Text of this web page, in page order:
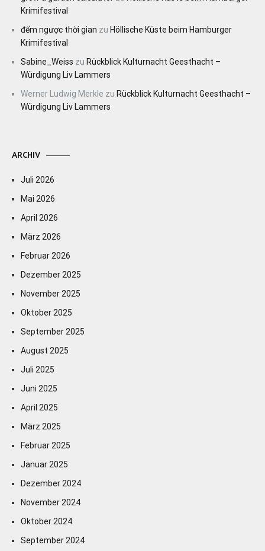
Krimifestival
đếm ngược thời gian zu Höllische Küste beim Hamburger
Krimifestival
Sabine_Weiss zu Rückblick Kulturnacht Geesthacht –
Würdigung Liv Lammers
Werner Ludwig Merkle zu Rückblick Kulturnacht Geesthacht –
Würdigung Liv Lammers
ARCHIV
Juli 2026
Mai 2026
April 2026
März 2026
Februar 2026
Dezember 2025
November 2025
Oktober 2025
September 2025
August 2025
Juli 2025
Juni 2025
April 2025
März 2025
Februar 2025
Januar 2025
Dezember 2024
November 2024
Oktober 2024
September 2024